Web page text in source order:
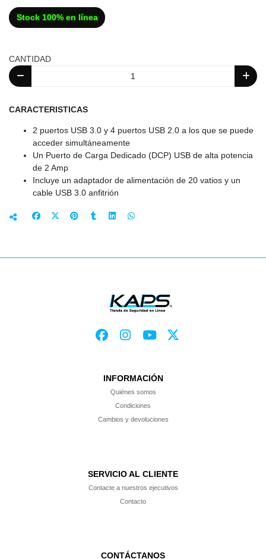
Stock 100% en línea
CANTIDAD
CARACTERISTICAS
2 puertos USB 3.0 y 4 puertos USB 2.0 a los que se puede
acceder simultáneamente
Un Puerto de Carga Dedicado (DCP) USB de alta potencia
de 2 Amp
Incluye un adaptador de alimentación de 20 vatios y un
cable USB 3.0 anfitrión
INFORMACIÓN
Quiénes somos
Condiciones
Cambios y devoluciones
SERVICIO AL CLIENTE
Contacte a nuestros ejecutivos
Contacto
CONTÁCTANOS